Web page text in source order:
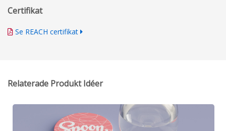
Certifikat
Se REACH certifikat
Relaterade Produkt Idéer